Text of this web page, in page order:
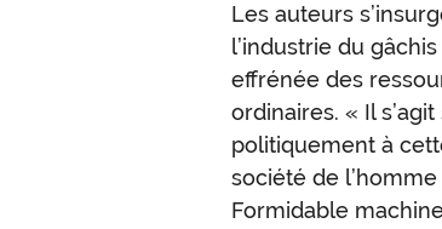
Les auteurs
l’industrie du
effrénée des
ordinaires. « Il
politiquement à
société de
Formidable